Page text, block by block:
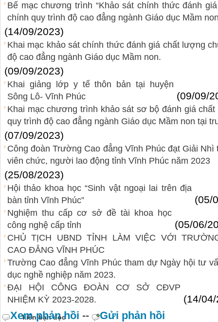
Bế mạc chương trình “Khảo sát chính thức đánh
chính quy trình độ cao đẳng ngành Giáo dục Mầm
(14/09/2023)
Khai mạc khảo sát chính thức đánh giá chất lượng
độ cao đẳng ngành Giáo dục Mầm non.
(09/09/2023)
Khai giảng lớp y tế thôn bản tại huyện
Sông Lô- Vĩnh Phúc
(09/09/
Khai mạc chương trình khảo sát sơ bộ đánh giá
quy trình độ cao đẳng ngành Giáo dục Mầm non tại
(07/09/2023)
Công đoàn Trường Cao đẳng Vĩnh Phúc đạt Giải
viên chức, người lao động tỉnh Vĩnh Phúc năm 2023
(25/08/2023)
Hội thảo khoa học “Sinh vật ngoại lai trên địa
bàn tỉnh Vĩnh Phúc”
(05/
Nghiệm thu cấp cơ sở đề tài khoa học
công nghệ cấp tỉnh
(05/06/
CHỦ TỊCH UBND TỈNH LÀM VIỆC VỚI
CAO ĐẲNG VĨNH PHÚC
Trường Cao đẳng Vĩnh Phúc tham dự Ngày hội tư
dục nghề nghiệp năm 2023.
ĐẠI HỘI CÔNG ĐOÀN CƠ SỞ CĐVP
NHIỆM KỲ 2023-2028.
(14/
kiến bạn đọc
Xem phản hồi -- Gửi phản hồi